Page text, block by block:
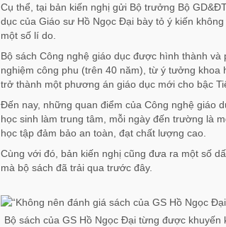
Cụ thể, tại bản kiến nghị gửi Bộ trưởng Bộ
dục của Giáo sư Hồ Ngọc Đại bày tỏ ý kiến
một số lí do.
Bộ sách Công nghệ giáo dục được hình thành
nghiệm công phu (trên 40 năm), từ ý tưởng
trở thành một phương án giáo dục mới cho bậc
Đến nay, những quan điểm của Công nghệ giáo
học sinh làm trung tâm, mỗi ngày đến trường là
học tập đảm bảo an toàn, đạt chất lượng cao.
Cùng với đó, bản kiến nghị cũng đưa ra một số
mà bộ sách đã trải qua trước đây.
Bộ sách của GS Hồ Ngọc Đại từng được